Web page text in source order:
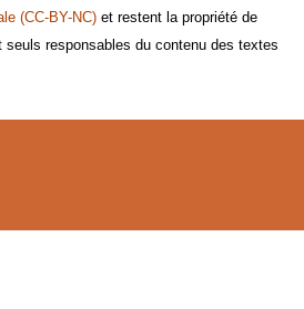
(CC-BY-NC)et restent la propriété de
seuls responsables du contenu des textes